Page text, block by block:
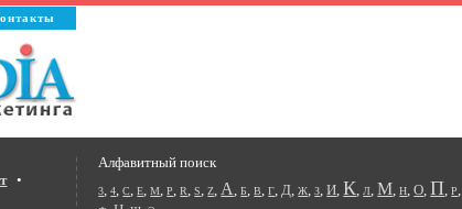
Алфавитный поиск
3,4,C,E,M,P,R,S,Z,А,Б,В,Г,Д,Ж,З,И,К,Л,М,Н,О,П,Р,
•